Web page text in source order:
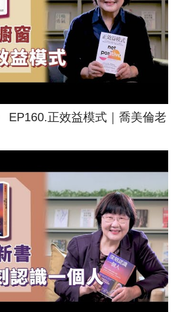
EP160.正效益模式｜喬美倫老